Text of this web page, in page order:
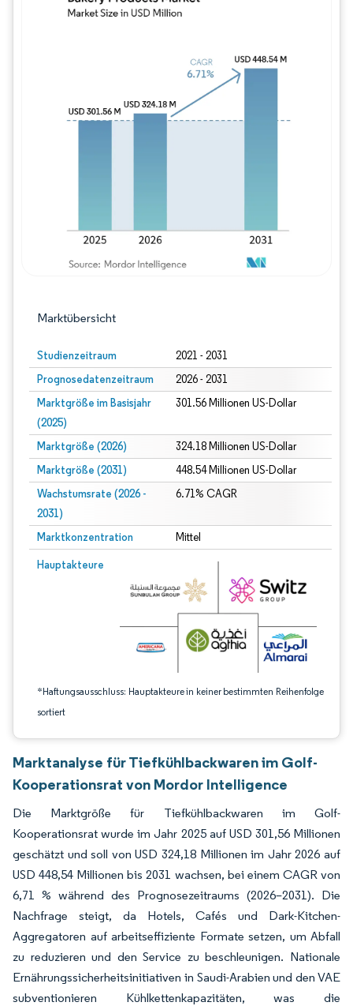
Marktübersicht
Studienzeitraum 2021 - 2031
Prognosedatenzeitraum 2026 - 2031
Marktgröße im Basisjahr
(2025)
301.56 Millionen US-Dollar
Marktgröße (2026) 324.18 Millionen US-Dollar
Marktgröße (2031) 448.54 Millionen US-Dollar
Wachstumsrate (2026 -
2031)
6.71% CAGR
Marktkonzentration Mittel
Hauptakteure
*Haftungsausschluss: Hauptakteure in keiner bestimmten Reihenfolge
sortiert
Bild © Mordor Intelligence. Wiederverwendung erfordert Namensnennung
Marktanalyse für Tiefkühlbackwaren im Golf-
Kooperationsrat von Mordor Intelligence
Die Marktgröße für Tiefkühlbackwaren im Golf-
Kooperationsrat wurde im Jahr 2025 auf USD 301,56 Millionen
geschätzt und soll von USD 324,18 Millionen im Jahr 2026 auf
USD 448,54 Millionen bis 2031 wachsen, bei einem CAGR von
6,71 % während des Prognosezeitraums (2026–2031). Die
Nachfrage steigt, da Hotels, Cafés und Dark-Kitchen-
Aggregatoren auf arbeitseffiziente Formate setzen, um Abfall
zu reduzieren und den Service zu beschleunigen. Nationale
Ernährungssicherheitsinitiativen in Saudi-Arabien und den VAE
subventionieren Kühlkettenkapazitäten, was die